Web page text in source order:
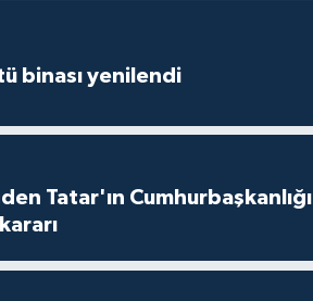
binası yenilendi
Tatar'ın Cumhurbaşkanlığı